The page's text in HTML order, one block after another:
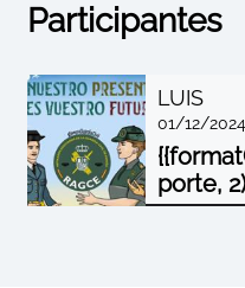
Participantes
LUIS
01/12/
porte,